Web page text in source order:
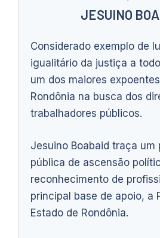
JESUINO
Considerado exemplo de
igualitário da justiça a
um dos maiores
Rondônia na busca dos
trabalhadores públicos.
Jesuino Boabaid traça um
pública de ascensão
reconhecimento de
principal base de apoio, a
Estado de Rondônia.